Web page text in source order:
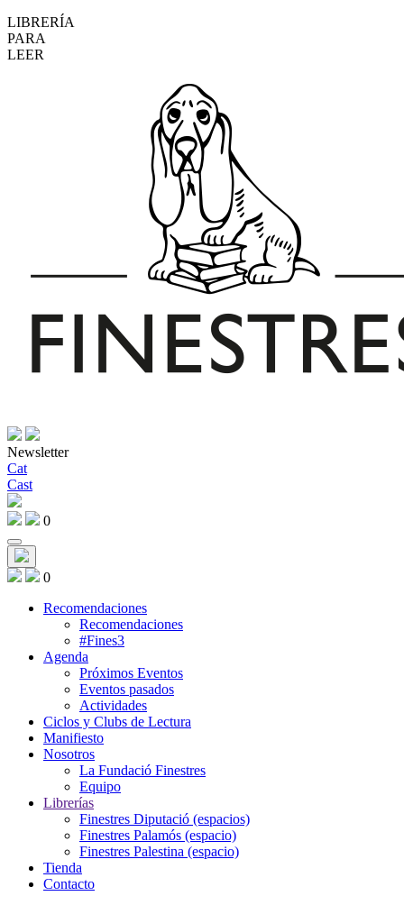
LIBRERÍA
PARA
LEER
Newsletter
Cat
Cast
0
0
Recomendaciones
Recomendaciones
#Fines3
Agenda
Próximos Eventos
Eventos pasados
Actividades
Ciclos y Clubs de Lectura
Manifiesto
Nosotros
La Fundació Finestres
Equipo
Librerías
Finestres Diputació (espacios)
Finestres Palamós (espacio)
Finestres Palestina (espacio)
Tienda
Contacto